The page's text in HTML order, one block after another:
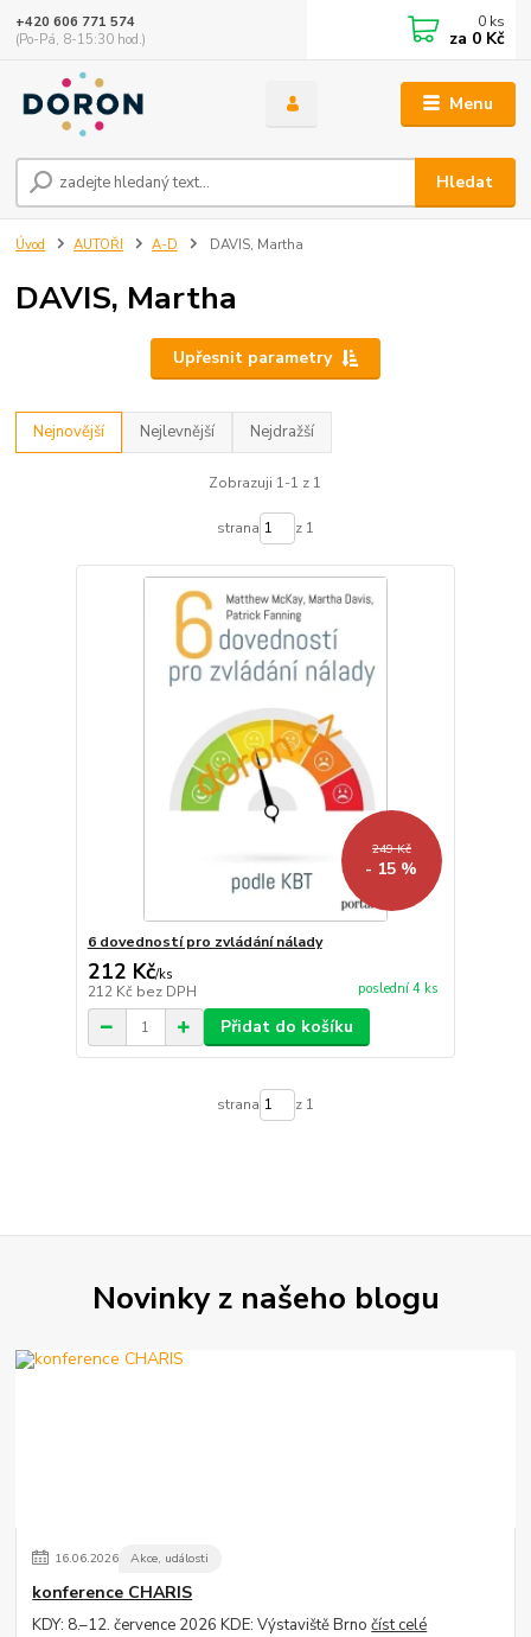
Menu
Hledat
+420 606 771 574
(Po-Pá, 8-15:30 hod.)
0 ks
za 0 Kč
Úvod AUTOŘI A-D DAVIS, Martha
DAVIS, Martha
Upřesnit parametry
Nejnovější Nejlevnější Nejdražší
Zobrazuji 1-1 z 1
strana z 1
249 Kč
- 15 %
6 dovedností pro zvládání nálady
212 Kč/ks
212 Kč bez DPH poslední 4 ks
Přidat do košíku
strana z 1
Novinky z našeho blogu
16.06.2026 Akce, události
konference CHARIS
KDY: 8.–12. července 2026 KDE: Výstaviště Brnočíst celé